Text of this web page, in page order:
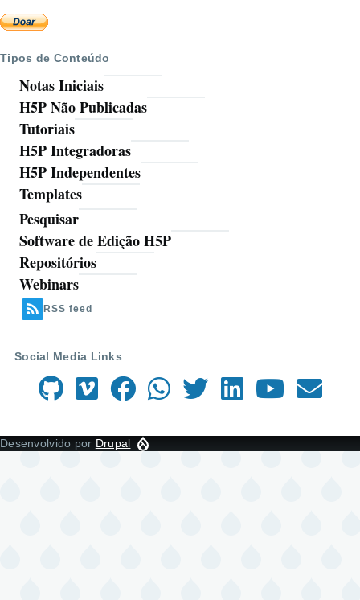
Tipos de Conteúdo
Notas Iniciais
H5P Não Publicadas
Tutoriais
H5P Integradoras
H5P Independentes
Templates
Ferramentas
Pesquisar
Software de Edição H5P
Repositórios
Webinars
RSS feed
Social Media Links
Desenvolvido por Drupal